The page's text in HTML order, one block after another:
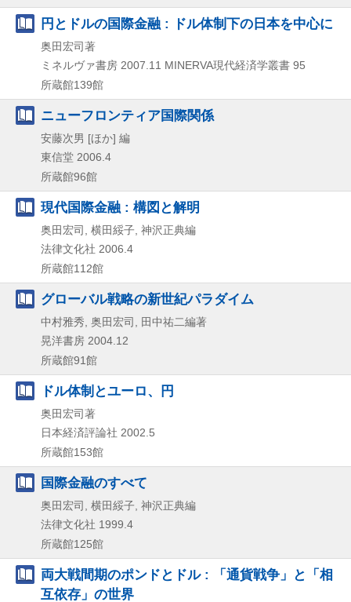
円とドルの国際金融 : ドル体制下の日本を中心に
奥田宏司著
ミネルヴァ書房 2007.11 MINERVA現代経済学叢書 95
所蔵館139館
ニューフロンティア国際関係
安藤次男 [ほか] 編
東信堂 2006.4
所蔵館96館
現代国際金融 : 構図と解明
奥田宏司, 横田綏子, 神沢正典編
法律文化社 2006.4
所蔵館112館
グローバル戦略の新世紀パラダイム
中村雅秀, 奥田宏司, 田中祐二編著
晃洋書房 2004.12
所蔵館91館
ドル体制とユーロ、円
奥田宏司著
日本経済評論社 2002.5
所蔵館153館
国際金融のすべて
奥田宏司, 横田綏子, 神沢正典編
法律文化社 1999.4
所蔵館125館
両大戦間期のポンドとドル : 「通貨戦争」と「相
互依存」の世界